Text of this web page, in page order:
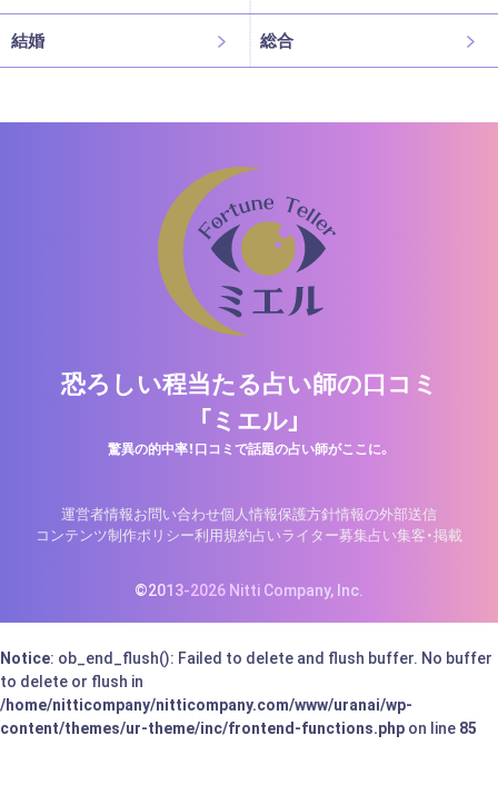
結婚 総合
恐ろしい程当たる占い師の口コミ
「ミエル」
驚異の的中率！口コミで話題の占い師がここに。
運営者情報お問い合わせ個人情報保護方針情報の外部送信
コンテンツ制作ポリシー利用規約占いライター募集占い集客・掲載
©2013-2026 Nitti Company, Inc.
Notice: ob_end_flush(): Failed to delete and flush buffer. No buffer
to delete or flush in
/home/nitticompany/nitticompany.com/www/uranai/wp-
content/themes/ur-theme/inc/frontend-functions.php on line 85